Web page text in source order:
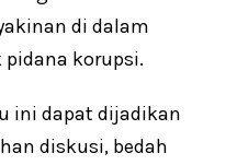
di dalam
korupsi.
ini dapat dijadikan
diskusi, bedah